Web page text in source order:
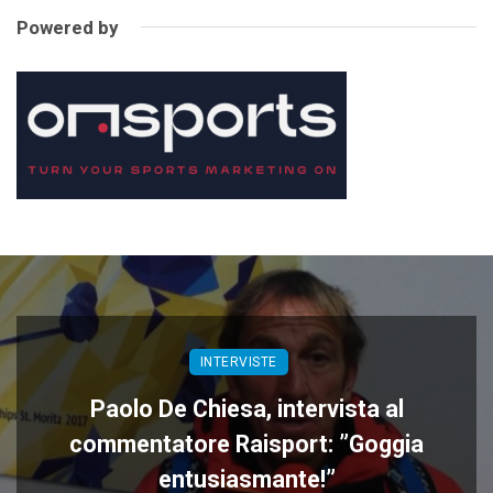
Powered by
INTERVISTE
Paolo De Chiesa, intervista al
commentatore Raisport: ”Goggia
entusiasmante!”